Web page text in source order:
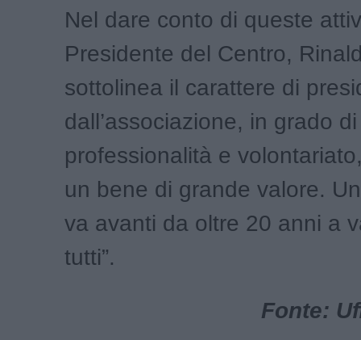
Nel dare conto di queste
Presidente del Centro,
sottolinea il carattere di
dall’associazione, in grado
professionalità e
un bene di grande valore.
va avanti da oltre 20 anni a
tutti”.
Fonte: